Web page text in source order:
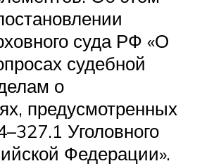
суда РФ «О
судебной
о
предусмотренных
Уголовного
Федерации».